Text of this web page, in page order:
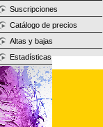
Suscripciones
Catálogo de precios
Altas y bajas
Estadísticas